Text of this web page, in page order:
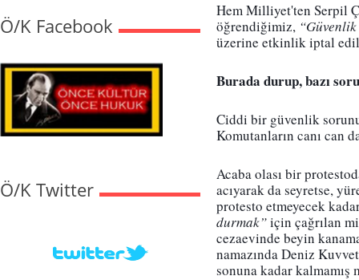
Ö/K Facebook
Ö/K Twitter
Hem Milliyet'ten Serpil
öğrendiğimiz,
üzerine etkinlik iptal
Burada durup, bazı
Ciddi bir güvenlik
Komutanların canı can
Acaba olası bir
acıyarak da seyretse,
protesto etmeyecek
durmak” için çağrılan
cezaevinde beyin
namazında Deniz
sonuna kadar kalmamış